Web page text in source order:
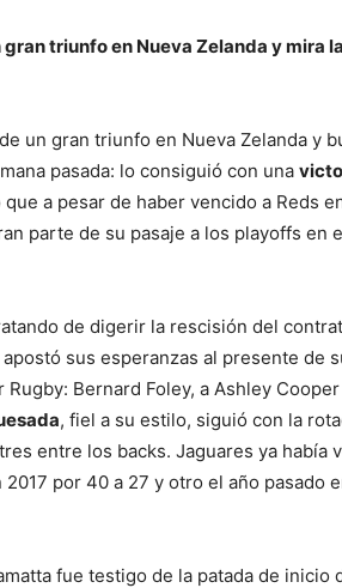
triunfo en Nueva Zelanda y mira la
un gran triunfo en Nueva Zelanda y
pasada: lo consiguió con una
a pesar de haber vencido a Reds
parte de su pasaje a los playoffs en
de digerir la rescisión del
sus esperanzas al presente de
Bernard Foley, a Ashley Cooper
, fiel a su estilo, siguió con la
entre los backs. Jaguares ya había
por 40 a 27 y otro el año pasado
fue testigo de la patada de inicio